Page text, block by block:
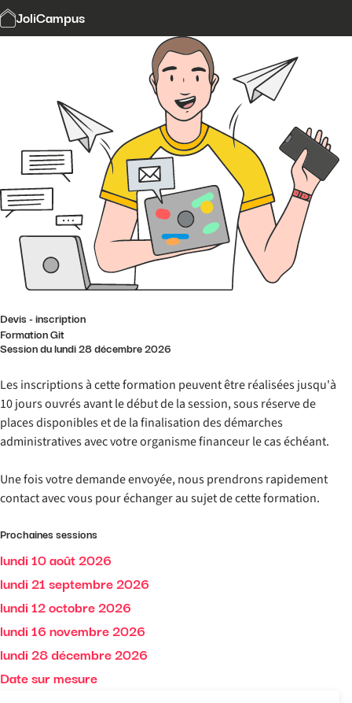
JoliCampus
Modalités et délais d'accès
Formation Git
Devis - inscription
Session du lundi 28 décembre 2026
Les inscriptions à cette formation peuvent être réalisées jusqu'à
10 jours ouvrés avant le début de la session, sous réserve de
places disponibles et de la finalisation des démarches
administratives avec votre organisme financeur le cas échéant.
Une fois votre demande envoyée, nous prendrons rapidement
contact avec vous pour échanger au sujet de cette formation.
Prochaines sessions
lundi 10 août 2026
lundi 21 septembre 2026
lundi 12 octobre 2026
lundi 16 novembre 2026
lundi 28 décembre 2026
Date sur mesure